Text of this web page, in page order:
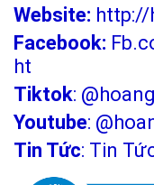
Website:
Facebook:
ht
Tiktok:
Youtube:
Tin Tức: Tin